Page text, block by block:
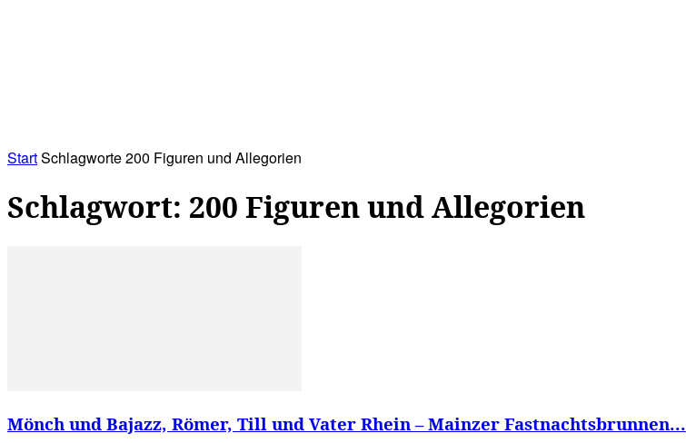
StartSchlagworte200 Figuren und Allegorien
Schlagwort: 200 Figuren und Allegorien
Mönch und Bajazz, Römer, Till und Vater Rhein – Mainzer Fastnachtsbrunnen...